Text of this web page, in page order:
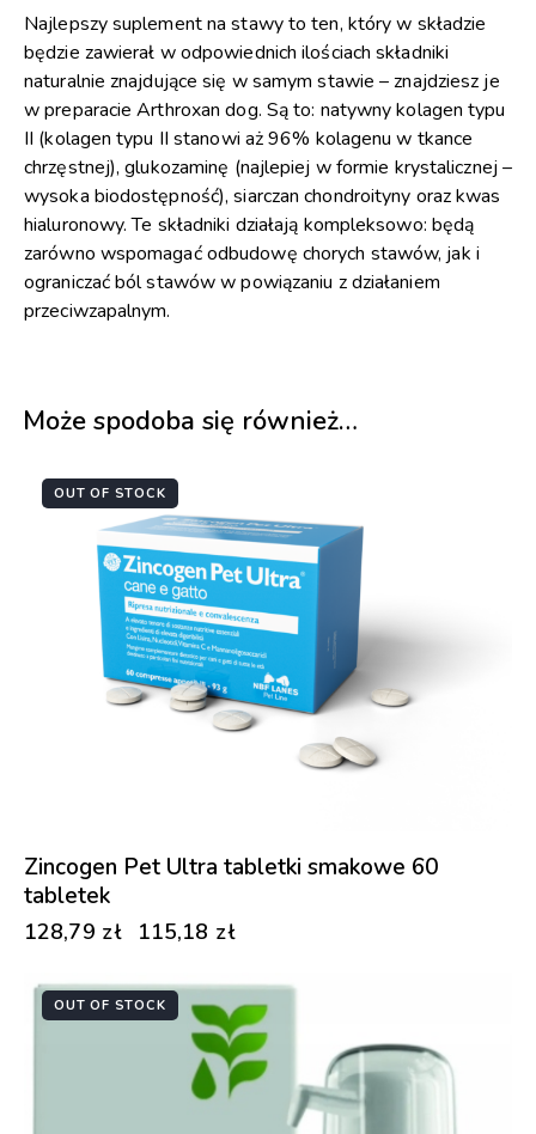
Najlepszy suplement na stawy to ten, który w składzie
będzie zawierał w odpowiednich ilościach składniki
naturalnie znajdujące się w samym stawie – znajdziesz je
w preparacie Arthroxan dog. Są to: natywny kolagen typu
II (kolagen typu II stanowi aż 96% kolagenu w tkance
chrzęstnej), glukozaminę (najlepiej w formie krystalicznej –
wysoka biodostępność), siarczan chondroityny oraz kwas
hialuronowy. Te składniki działają kompleksowo: będą
zarówno wspomagać odbudowę chorych stawów, jak i
ograniczać ból stawów w powiązaniu z działaniem
przeciwzapalnym.
Może spodoba się również…
OUT OF STOCK
Zincogen Pet Ultra tabletki smakowe 60
tabletek
128,79 zł 115,18 zł
OUT OF STOCK